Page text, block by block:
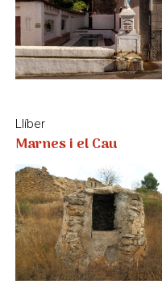
Xàbia
Mercat d’Abastiments